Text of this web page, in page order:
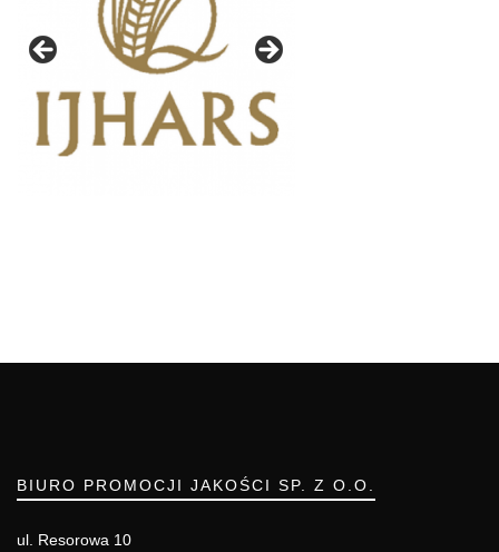
BIURO PROMOCJI JAKOŚCI SP. Z O.O.
ul. Resorowa 10